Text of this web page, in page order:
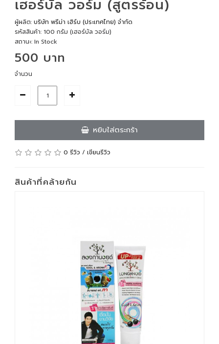
เฮอร์บัล วอร์ม (สูตรร้อน)
ผู้ผลิต: บริษัท พรีม่า เฮิร์บ (ประเทศไทย) จำกัด
รหัสสินค้า: 100 กรัม (เฮอร์บัล วอร์ม)
สถานะ: In Stock
500 บาท
จำนวน
หยิบใส่ตระกร้า
0 รีวิว / เขียนรีวิว
สินค้าที่คล้ายกัน